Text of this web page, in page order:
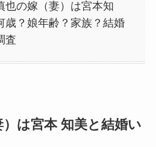
也の嫁（妻）は宮本知
歳？娘年齢？家族？結婚
査
は宮本 知美と結婚い